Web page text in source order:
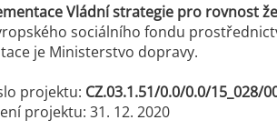
Vládní strategie pro rovnost
sociálního fondu
je Ministerstvo dopravy.
projektu: CZ.03.1.51/0.0/0.0/15_028/
projektu: 31. 12. 2020